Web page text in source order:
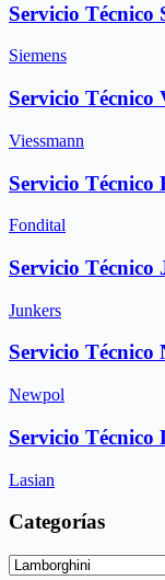
Servicio Técnico
Siemens
Servicio Técnico
Viessmann
Servicio
Fondital
Servicio Técnico
Junkers
Servicio Técnico
Newpol
Servicio Técnico
Lasian
Categorías
Categorías